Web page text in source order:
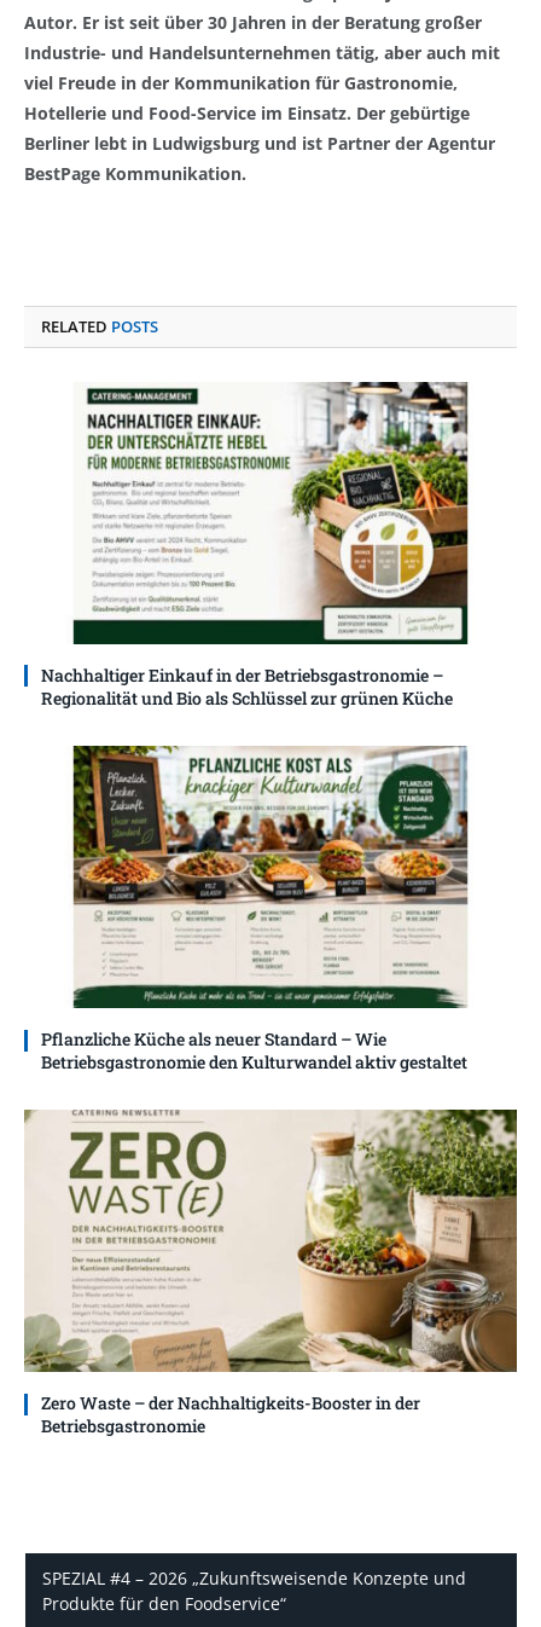
Autor. Er ist seit über 30 Jahren in der Beratung großer
Industrie- und Handelsunternehmen tätig, aber auch mit
viel Freude in der Kommunikation für Gastronomie,
Hotellerie und Food-Service im Einsatz. Der gebürtige
Berliner lebt in Ludwigsburg und ist Partner der Agentur
BestPage Kommunikation.
RELATED POSTS
Nachhaltiger Einkauf in der Betriebsgastronomie –
Regionalität und Bio als Schlüssel zur grünen Küche
Pflanzliche Küche als neuer Standard – Wie
Betriebsgastronomie den Kulturwandel aktiv gestaltet
Zero Waste – der Nachhaltigkeits-Booster in der
Betriebsgastronomie
SPEZIAL #4 – 2026 „Zukunftsweisende Konzepte und
Produkte für den Foodservice“